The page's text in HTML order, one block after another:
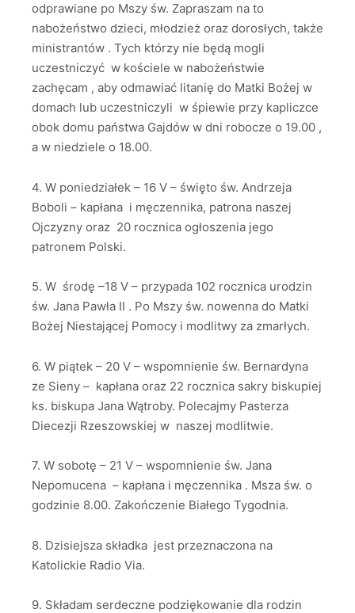
odprawiane po Mszy św. Zapraszam na to
nabożeństwo dzieci, młodzież oraz dorosłych, także
ministrantów . Tych którzy nie będą mogli
uczestniczyć w kościele w nabożeństwie
zachęcam , aby odmawiać litanię do Matki Bożej w
domach lub uczestniczyli w śpiewie przy kapliczce
obok domu państwa Gajdów w dni robocze o 19.00 ,
a w niedziele o 18.00.
4. W poniedziałek – 16 V – święto św. Andrzeja
Boboli – kapłana i męczennika, patrona naszej
Ojczyzny oraz 20 rocznica ogłoszenia jego
patronem Polski.
5. W środę –18 V – przypada 102 rocznica urodzin
św. Jana Pawła II . Po Mszy św. nowenna do Matki
Bożej Niestającej Pomocy i modlitwy za zmarłych.
6. W piątek – 20 V – wspomnienie św. Bernardyna
ze Sieny – kapłana oraz 22 rocznica sakry biskupiej
ks. biskupa Jana Wątroby. Polecajmy Pasterza
Diecezji Rzeszowskiej w naszej modlitwie.
7. W sobotę – 21 V – wspomnienie św. Jana
Nepomucena – kapłana i męczennika . Msza św. o
godzinie 8.00. Zakończenie Białego Tygodnia.
8. Dzisiejsza składka jest przeznaczona na
Katolickie Radio Via.
9. Składam serdeczne podziękowanie dla rodzin